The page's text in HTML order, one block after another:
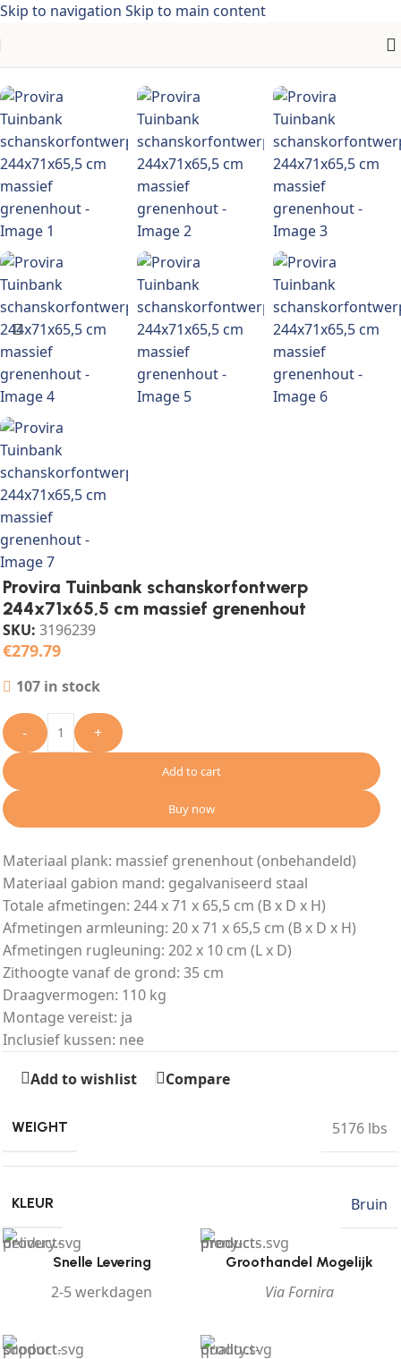
Skip to navigation Skip to main content
Meubelen > Tuinmeubelen > Tuinzitjes> Acaciahout
Provira Tuinbank schanskorfontwerp
244x71x65,5 cm massief grenenhout
SKU: 3196239
€279.79
107 in stock
- +
Add to cart
Buy now
Materiaal plank: massief grenenhout (onbehandeld)
Materiaal gabion mand: gegalvaniseerd staal
Totale afmetingen: 244 x 71 x 65,5 cm (B x D x H)
Afmetingen armleuning: 20 x 71 x 65,5 cm (B x D x H)
Afmetingen rugleuning: 202 x 10 cm (L x D)
Zithoogte vanaf de grond: 35 cm
Draagvermogen: 110 kg
Montage vereist: ja
Inclusief kussen: nee
Add to wishlist
Compare
WEIGHT 5176 lbs
KLEUR Bruin
Snelle Levering
2-5 werkdagen
Groothandel Mogelijk
Via Fornira